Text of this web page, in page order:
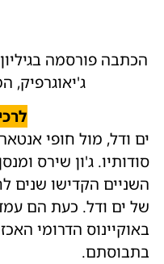
הכתבה פורסמה
ג'יאוגרפיק,
ים ודל, מול חופי
סודותיו. ג'ון שירס
השניים הקדישו שנים
של ים ודל. כעת הם
באוקיינוס הדרומי
בתבוסתם.